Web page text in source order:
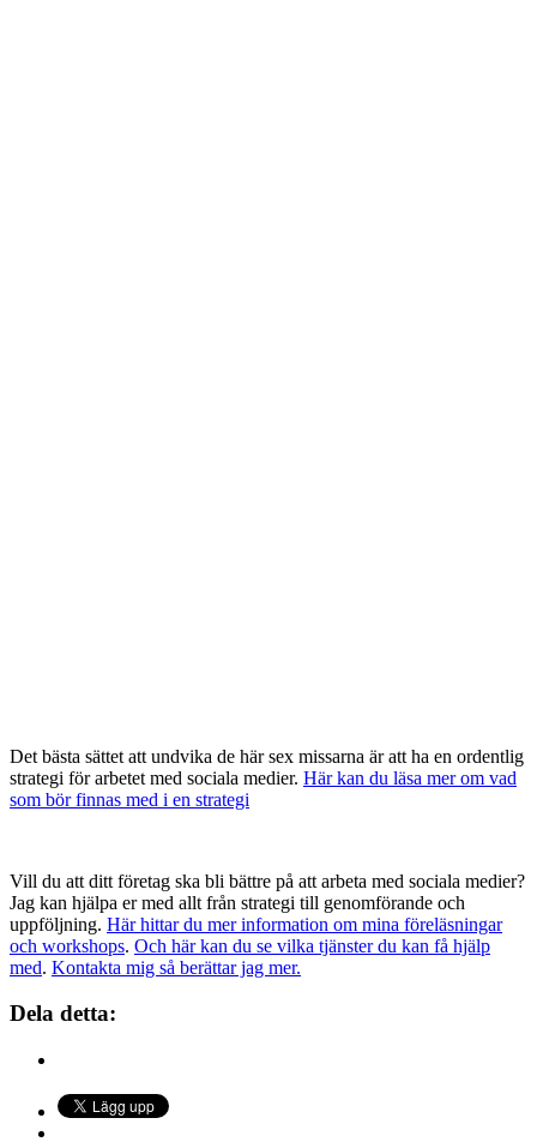
Det bästa sättet att undvika de här sex missarna är att ha en ordentlig
strategi för arbetet med sociala medier. Här kan du läsa mer om vad
som bör finnas med i en strategi
Vill du att ditt företag ska bli bättre på att arbeta med sociala medier?
Jag kan hjälpa er med allt från strategi till genomförande och
uppföljning. Här hittar du mer information om mina föreläsningar
och workshops. Och här kan du se vilka tjänster du kan få hjälp
med. Kontakta mig så berättar jag mer.
Dela detta: